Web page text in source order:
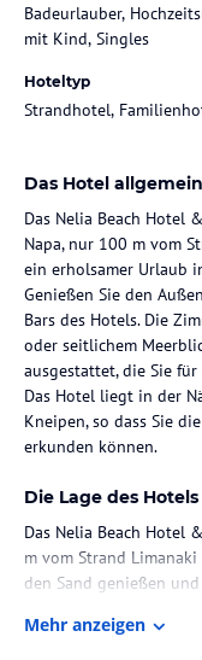
Badeurlauber,
mit Kind, Singles
Hoteltyp
Strandhotel,
Das Hotel allgemein
Das Nelia Beach Hotel
Napa, nur 100 m vom
ein erholsamer Urlaub
Genießen Sie den
Bars des Hotels. Die
oder seitlichem
ausgestattet, die Sie
Das Hotel liegt in der
Kneipen, so dass Sie
erkunden können.
Die Lage des Hotels
Das Nelia Beach Hotel
m vom Strand
den Sand genießen
Bay und der Stadt
Mehr anzeigen